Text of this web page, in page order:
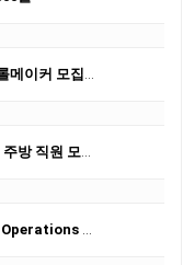
모집합니다!!!
모집합니다!!
성직원 구인합니다!